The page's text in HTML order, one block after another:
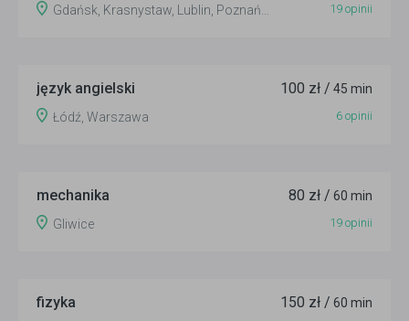
19 opinii
język angielski 100 zł / 45 min
Łódź, Warszawa
6 opinii
mechanika 80 zł / 60 min
Gliwice
19 opinii
fizyka 150 zł / 60 min